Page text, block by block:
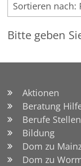
Bitte geben
Aktionen
Beratung
Berufe
Bildung
Dom zu
Dom zu